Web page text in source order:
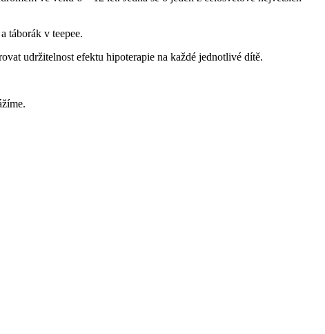
táborák v teepee.
udržitelnost efektu hipoterapie na každé jednotlivé dítě.